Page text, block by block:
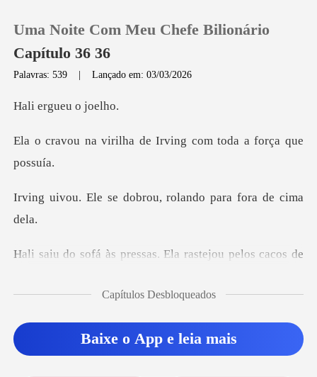
Loja
Uma Noite Com Meu Chefe Bilionário
Capítulo 36 36
Palavras: 539 |Lançado em: 03/03/2026
gueu o
ha de Irving com toda
dobrou, rolando par
a rastejou pelos cacos de
cadeira que
Capítulos Desbloqueados
Baixe o App e leia mais